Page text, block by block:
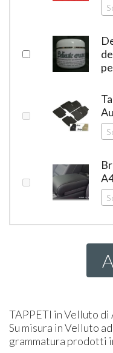
TAPPETI in Velluto di
Su misura in Velluto
grammatura prodotti